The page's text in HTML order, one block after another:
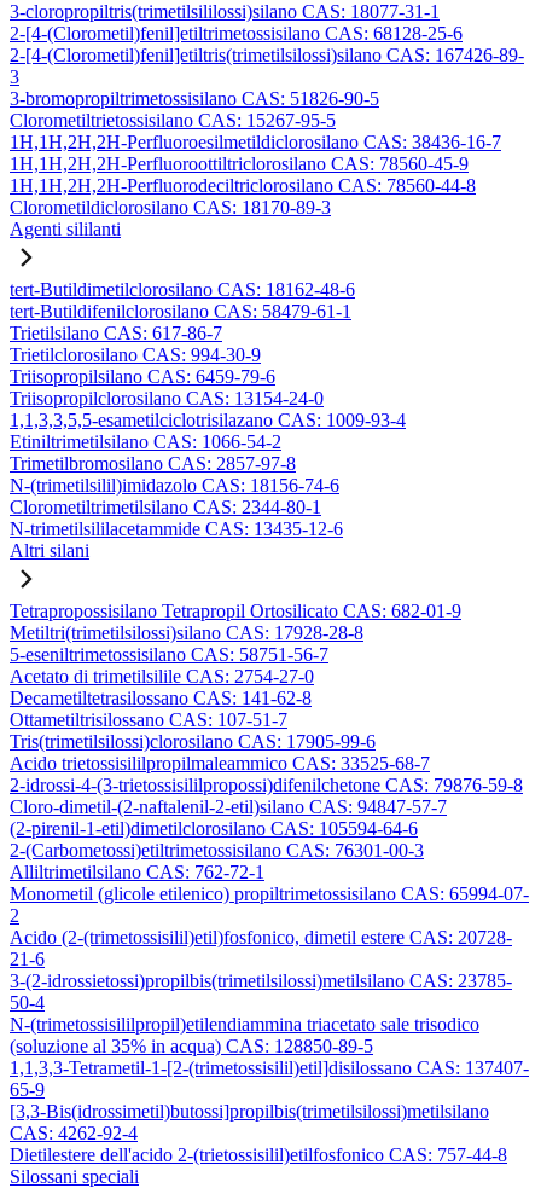
3-cloropropiltris(trimetilsililossi)silano CAS: 18077-31-1
2-[4-(Clorometil)fenil]etiltrimetossisilano CAS: 68128-25-6
2-[4-(Clorometil)fenil]etiltris(trimetilsilossi)silano CAS: 167426-89-
3
3-bromopropiltrimetossisilano CAS: 51826-90-5
Clorometiltrietossisilano CAS: 15267-95-5
1H,1H,2H,2H-Perfluoroesilmetildiclorosilano CAS: 38436-16-7
1H,1H,2H,2H-Perfluoroottiltriclorosilano CAS: 78560-45-9
1H,1H,2H,2H-Perfluorodeciltriclorosilano CAS: 78560-44-8
Clorometildiclorosilano CAS: 18170-89-3
Agenti sililanti
tert-Butildimetilclorosilano CAS: 18162-48-6
tert-Butildifenilclorosilano CAS: 58479-61-1
Trietilsilano CAS: 617-86-7
Trietilclorosilano CAS: 994-30-9
Triisopropilsilano CAS: 6459-79-6
Triisopropilclorosilano CAS: 13154-24-0
1,1,3,3,5,5-esametilciclotrisilazano CAS: 1009-93-4
Etiniltrimetilsilano CAS: 1066-54-2
Trimetilbromosilano CAS: 2857-97-8
N-(trimetilsilil)imidazolo CAS: 18156-74-6
Clorometiltrimetilsilano CAS: 2344-80-1
N-trimetilsililacetammide CAS: 13435-12-6
Altri silani
Tetrapropossisilano Tetrapropil Ortosilicato CAS: 682-01-9
Metiltri(trimetilsilossi)silano CAS: 17928-28-8
5-eseniltrimetossisilano CAS: 58751-56-7
Acetato di trimetilsilile CAS: 2754-27-0
Decametiltetrasilossano CAS: 141-62-8
Ottametiltrisilossano CAS: 107-51-7
Tris(trimetilsilossi)clorosilano CAS: 17905-99-6
Acido trietossisililpropilmaleammico CAS: 33525-68-7
2-idrossi-4-(3-trietossisililpropossi)difenilchetone CAS: 79876-59-8
Cloro-dimetil-(2-naftalenil-2-etil)silano CAS: 94847-57-7
(2-pirenil-1-etil)dimetilclorosilano CAS: 105594-64-6
2-(Carbometossi)etiltrimetossisilano CAS: 76301-00-3
Alliltrimetilsilano CAS: 762-72-1
Monometil (glicole etilenico) propiltrimetossisilano CAS: 65994-07-
2
Acido (2-(trimetossisilil)etil)fosfonico, dimetil estere CAS: 20728-
21-6
3-(2-idrossietossi)propilbis(trimetilsilossi)metilsilano CAS: 23785-
50-4
N-(trimetossisililpropil)etilendiammina triacetato sale trisodico
(soluzione al 35% in acqua) CAS: 128850-89-5
1,1,3,3-Tetrametil-1-[2-(trimetossisilil)etil]disilossano CAS: 137407-
65-9
[3,3-Bis(idrossimetil)butossi]propilbis(trimetilsilossi)metilsilano
CAS: 4262-92-4
Dietilestere dell'acido 2-(trietossisilil)etilfosfonico CAS: 757-44-8
Silossani speciali